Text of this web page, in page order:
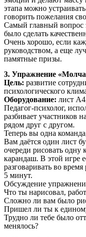
этапа можно
говорить пожелания
Самый главный вопрос
было сделать
Очень хорошо, если
руководством, а еще
памятные призы.
3. Упражнение
Цель: развитие
психологического
Оборудование: лист
Педагог-психолог,
разбивает участников
рядом друг с другом.
Теперь вы одна
Вам даётся один лист
очереди рисовать одну
карандаш. В этой игре
разговаривать во
5 минут.
Обсуждение
Что ты нарисовал,
Сложно ли вам было
Пришел ли ты к
Трудно ли тебе было
менялось?